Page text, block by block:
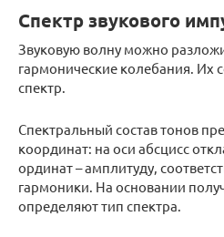
Спектр звукового
Звуковую волну можно
гармонические колебания. Их
спектр.
Спектральный состав тонов
координат: на оси абсцисс
ординат – амплитуду,
гармоники. На основании
определяют тип спектра.